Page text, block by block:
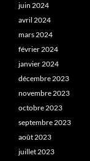
juin 2024
avril 2024
mars 2024
février 2024
janvier 2024
décembre 2023
novembre 2023
octobre 2023
septembre 2023
août 2023
juillet 2023